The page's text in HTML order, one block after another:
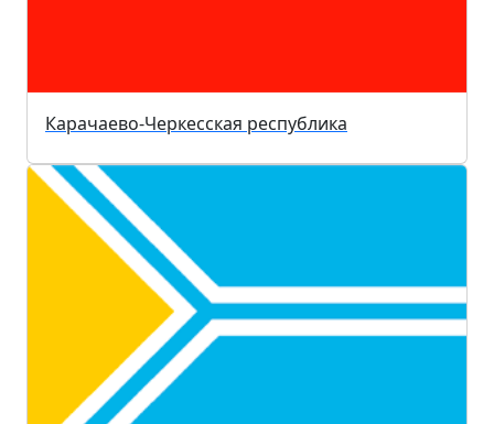
Карачаево-Черкесская республика